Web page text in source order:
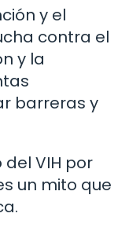
y el
contra el
y la
barreras y
VIH por
un mito que